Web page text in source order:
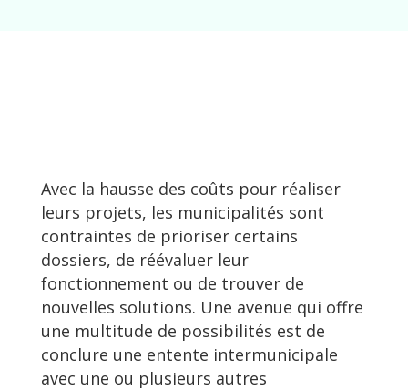
Avec la hausse des coûts pour réaliser
leurs projets, les municipalités sont
contraintes de prioriser certains
dossiers, de réévaluer leur
fonctionnement ou de trouver de
nouvelles solutions. Une avenue qui offre
une multitude de possibilités est de
conclure une entente intermunicipale
avec une ou plusieurs autres